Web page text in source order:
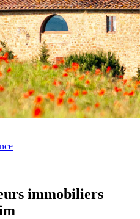
immobiliers